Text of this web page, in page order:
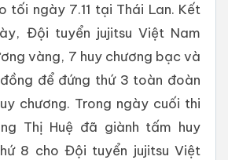
tối ngày 7.11 tại Thái Lan. Kết
Đội tuyển jujitsu Việt Nam
vàng, 7 huy chương bạc và
để đứng thứ 3 toàn đoàn
chương. Trong ngày cuối thi
Thị Huệ đã giành tấm huy
8 cho Đội tuyển jujitsu Việt